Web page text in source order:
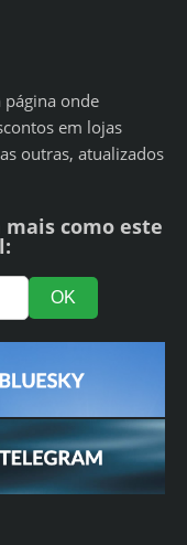
página onde
em lojas
outras, atualizados
mais como este